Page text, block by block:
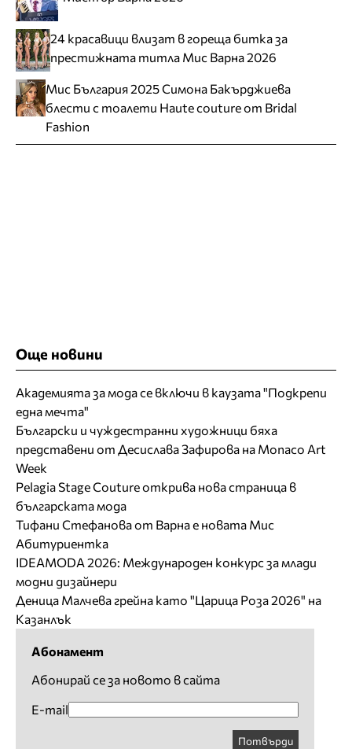
24 красавици влизат в гореща битка за
престижната титла Мис Варна 2026
Мис България 2025 Симона Бакърджиева
блести с тоалети Haute couture от Bridal
Fashion
Още новини
Академията за мода се включи в каузата "Подкрепи
една мечта"
Български и чуждестранни художници бяха
представени от Десислава Зафирова на Monaco Art
Week
Pelagia Stage Couture открива нова страница в
българската мода
Тифани Стефанова от Варна е новата Мис
Абитуриентка
IDEAMODA 2026: Международен конкурс за млади
модни дизайнери
Деница Малчева грейна като "Царица Роза 2026" на
Казанлък
Абонамент
Абонирай се за новото в сайта
E-mail
Потвърди